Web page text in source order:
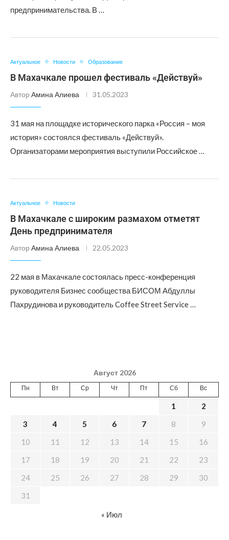
предпринимательства. В …
Актуальное Новости Образование
В Махачкале прошел фестиваль «Действуй»
Автор Амина Алиева 31.05.2023
31 мая на площадке исторического парка «Россия – моя
история» состоялся фестиваль «Действуй».
Организаторами мероприятия выступили Российское …
Актуальное Новости
В Махачкале с широким размахом отметят
День предпринимателя
Автор Амина Алиева 22.05.2023
22 мая в Махачкале состоялась пресс-конференция
руководителя Бизнес сообщества БИСОМ Абдуллы
Пахрудинова и руководитель Coffee Street Service …
Август 2026
Пн Вт Ср Чт Пт Сб Вс
1
2
3
4 5 6 7 8
9
10
11 12 13 14 15
16
17
18 19 20 21 22
23
24
25 26 27 28 29
30
31
« Июл